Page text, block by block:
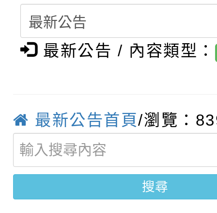
結果(第3招)
程資訊」、「暑期親子
「祖孫樂淘桃」、「愛
報，惠請貴機關(學校)
宣導。
「校園短影音徵選活動
員」簡章及活動海報，
115學年度新生訓練注
學年度第1學期第7次代
結果(第10招)
【甄選結果(第2招)】
學年度第1學期第9次代
結果(第2招)
轉知：本市公務人員協
9月16日本府B2大禮堂
1次會員大會暨第7屆會
函轉運動部全民運動署
推動社區運動俱樂部營
最新公告 / 內容類型：
最新公告首頁/瀏覽：
搜尋